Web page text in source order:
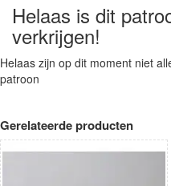
Helaas is dit
verkrijgen!
Helaas zijn op dit moment niet
patroon
Gerelateerde producten